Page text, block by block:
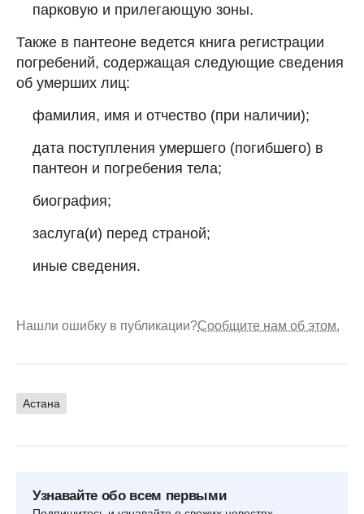
парковую и прилегающую зоны.
Также в пантеоне ведется книга регистрации
погребений, содержащая следующие сведения
об умерших лиц:
фамилия, имя и отчество (при наличии);
дата поступления умершего (погибшего) в
пантеон и погребения тела;
биография;
заслуга(и) перед страной;
иные сведения.
Нашли ошибку в публикации?Сообщите нам об этом.
Астана
Узнавайте обо всем первыми